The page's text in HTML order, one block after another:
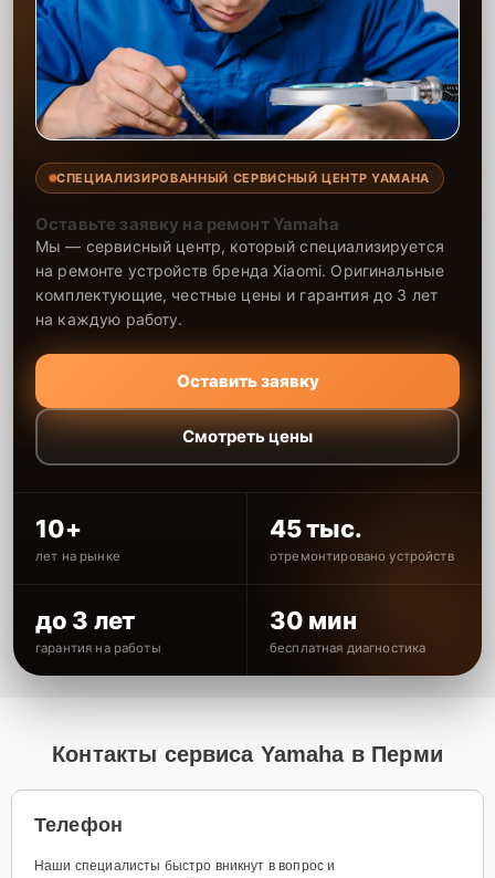
СПЕЦИАЛИЗИРОВАННЫЙ СЕРВИСНЫЙ ЦЕНТР YAMAHA
Оставьте заявку на ремонт Yamaha
Мы — сервисный центр, который специализируется
на ремонте устройств бренда Xiaomi. Оригинальные
комплектующие, честные цены и гарантия до 3 лет
на каждую работу.
Оставить заявку
Смотреть цены
10+
лет на рынке
45 тыс.
отремонтировано устройств
до 3 лет
гарантия на работы
30 мин
бесплатная диагностика
Контакты сервиса Yamaha в Перми
Телефон
Наши специалисты быстро вникнут в вопрос и